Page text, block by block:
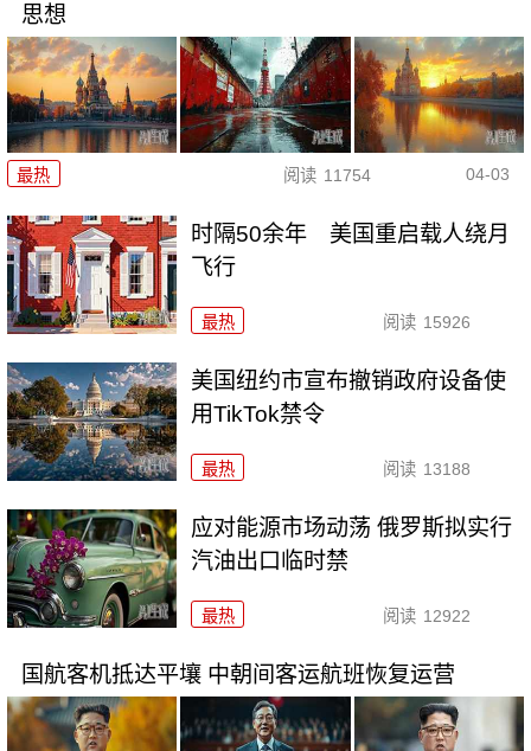
思想
最热 阅读 11754 04-03
时隔50余年 美国重启载人绕月
飞行
最热 阅读 15926
美国纽约市宣布撤销政府设备使
用TikTok禁令
最热 阅读 13188
应对能源市场动荡 俄罗斯拟实行
汽油出口临时禁
最热 阅读 12922
国航客机抵达平壤 中朝间客运航班恢复运营